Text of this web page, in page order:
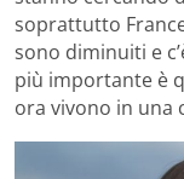
soprattutto
sono diminuiti e
più importante è
ora vivono in una